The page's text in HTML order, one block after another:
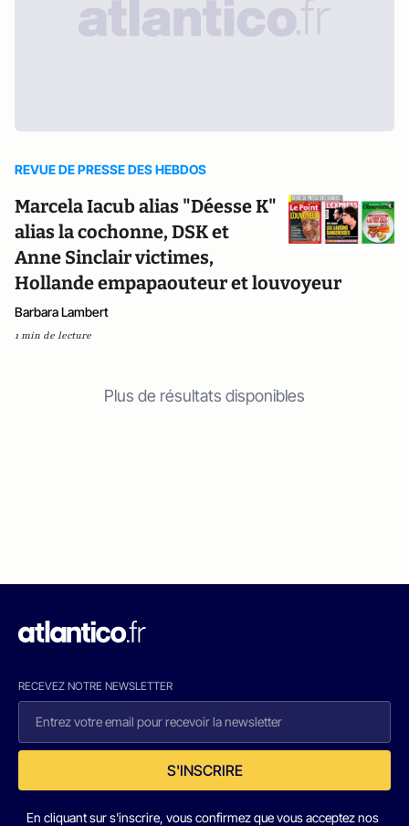
REVUE DE PRESSE DES HEBDOS
Marcela Iacub alias "Déesse K"
alias la cochonne, DSK et
Anne Sinclair victimes,
Hollande empapaouteur et louvoyeur
Barbara Lambert
1 min de lecture
Plus de résultats disponibles
RECEVEZ NOTRE NEWSLETTER
S'INSCRIRE
En cliquant sur s'inscrire, vous confirmez que vous acceptez nos